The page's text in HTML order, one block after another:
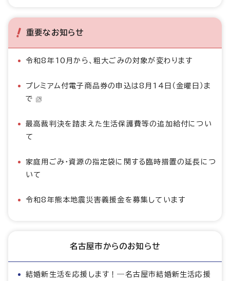
重要なお知らせ
令和8年10月から、粗大ごみの対象が変わります
プレミアム付電子商品券の申込は8月14日（金曜日）ま
で
最高裁判決を踏まえた生活保護費等の追加給付につい
て
家庭用ごみ・資源の指定袋に関する臨時措置の延長につ
いて
令和8年熊本地震災害義援金を募集しています
名古屋市からのお知らせ
結婚新生活を応援します！―名古屋市結婚新生活応援